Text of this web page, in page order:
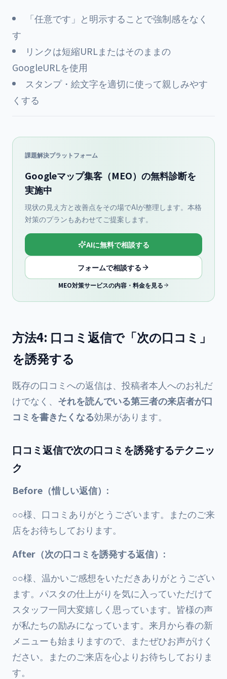
「任意です」と明示することで強制感をなく
す
リンクは短縮URLまたはそのままの
GoogleURLを使用
スタンプ・絵文字を適切に使って親しみやす
くする
課題解決プラットフォーム
Googleマップ集客（MEO）の無料診断を
実施中
現状の見え方と改善点をその場でAIが整理します。本格
対策のプランもあわせてご提案します。
AIに無料で相談する
フォームで相談する
MEO対策サービスの内容・料金を見る
方法4: 口コミ返信で「次の口コミ」
を誘発する
既存の口コミへの返信は、投稿者本人へのお礼だ
けでなく、 それを読んでいる第三者の来店者が口
コミを書きたくなる効果があります。
口コミ返信で次の口コミを誘発するテクニッ
ク
Before（惜しい返信）:
○○様、口コミありがとうございます。またのご来
店をお待ちしております。
After（次の口コミを誘発する返信）:
○○様、温かいご感想をいただきありがとうござい
ます。パスタの仕上がりを気に入っていただけて
スタッフ一同大変嬉しく思っています。皆様の声
が私たちの励みになっています。来月から春の新
メニューも始まりますので、またぜひお声がけく
ださい。またのご来店を心よりお待ちしておりま
す。